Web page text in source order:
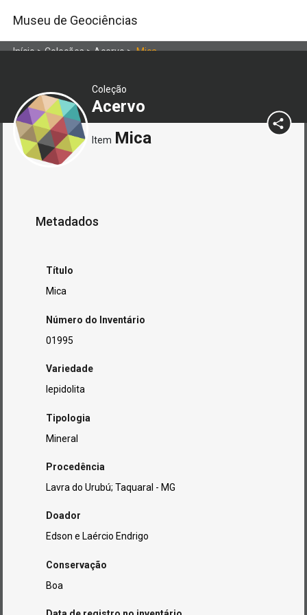
Museu de Geociências
Início>Coleções>Acervo>Mica
Coleção
Acervo
Item Mica
Metadados
Título
Mica
Número do Inventário
01995
Variedade
lepidolita
Tipologia
Mineral
Procedência
Lavra do Urubú; Taquaral - MG
Doador
Edson e Laércio Endrigo
Conservação
Boa